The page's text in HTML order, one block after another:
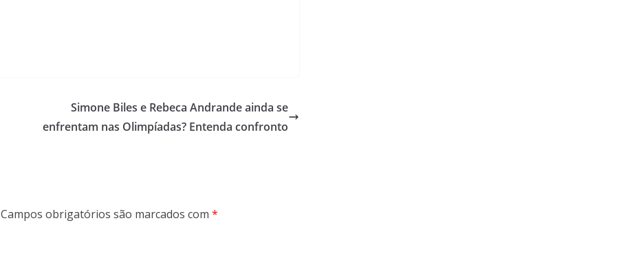
Simone Biles e Rebeca Andrande ainda se
enfrentam nas Olimpíadas? Entenda confronto
Campos obrigatórios são marcados com *